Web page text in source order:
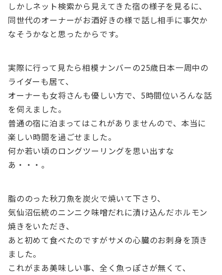
しかしネット検索から見えてきた宿の様子を見るに、
同世代のオーナーがお酒好きの様で話し相手に事欠か
なそうかなと思ったからです。
実際に行って見たら相模ナンバーの25歳日本一周中の
ライダーも居て、
オーナーも女将さんも優しい方で、5時間位いろんな話
を伺えました。
普通の宿に泊まってはこれがありませんので、本当に
楽しい時間を過ごせました。
何か若い頃のロングツーリングを思い出すな
あ・・・。
脂ののった秋刀魚を炭火で焼いて下さり、
気仙沼伝統のニンニク味噌だれに漬け込んだホルモン
焼きをいただき、
あと初めて食べたのですがサメの心臓のお刺身を頂き
ました。
これがまあ美味しい事、全く魚っぽさが無くて、